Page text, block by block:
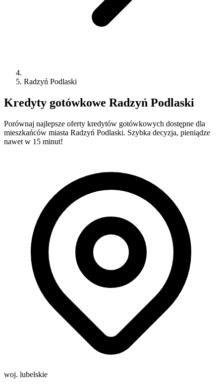
Radzyń Podlaski
Kredyty gotówkowe Radzyń Podlaski
Porównaj najlepsze oferty kredytów gotówkowych dostępne dla
mieszkańców miasta Radzyń Podlaski. Szybka decyzja, pieniądze
nawet w 15 minut!
woj. lubelskie